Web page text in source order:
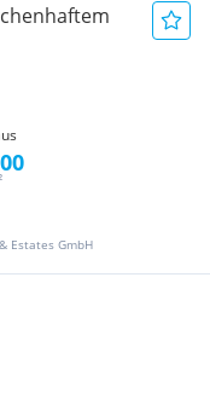
Estates GmbH